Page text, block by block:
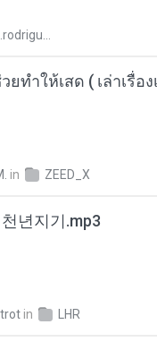
in ZEED_X
년지기.mp3
in LHR